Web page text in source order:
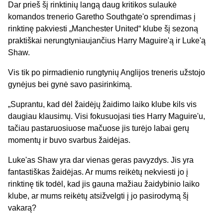
Dar prieš šį rinktinių langą daug kritikos sulaukė
komandos trenerio Garetho Southgate'o sprendimas į
rinktinę pakviesti „Manchester United“ klube šį sezoną
praktiškai nerungtyniaujančius Harry Maguire'ą ir Luke'ą
Shaw.
Vis tik po pirmadienio rungtynių Anglijos treneris užstojo
gynėjus bei gynė savo pasirinkimą.
„Suprantu, kad dėl žaidėjų žaidimo laiko klube kils vis
daugiau klausimų. Visi fokusuojasi ties Harry Maguire'u,
tačiau pastaruosiuose mačuose jis turėjo labai gerų
momentų ir buvo svarbus žaidėjas.
Luke'as Shaw yra dar vienas geras pavyzdys. Jis yra
fantastiškas žaidėjas. Ar mums reikėtų nekviesti jo į
rinktinę tik todėl, kad jis gauna mažiau žaidybinio laiko
klube, ar mums reikėtų atsižvelgti į jo pasirodymą šį
vakarą?